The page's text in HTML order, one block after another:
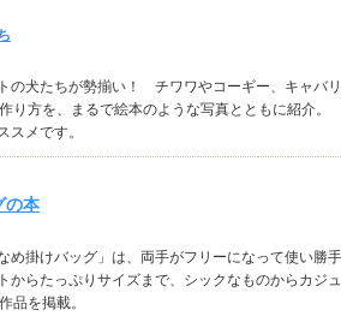
の犬たちが勢揃い！ チワワやコーギー、キャバリ
り方を、まるで絵本のような写真とともに紹介。
スメです。
の本
め掛けバッグ」は、両手がフリーになって使い勝手
らたっぷりサイズまで、シックなものからカジュ
品を掲載。